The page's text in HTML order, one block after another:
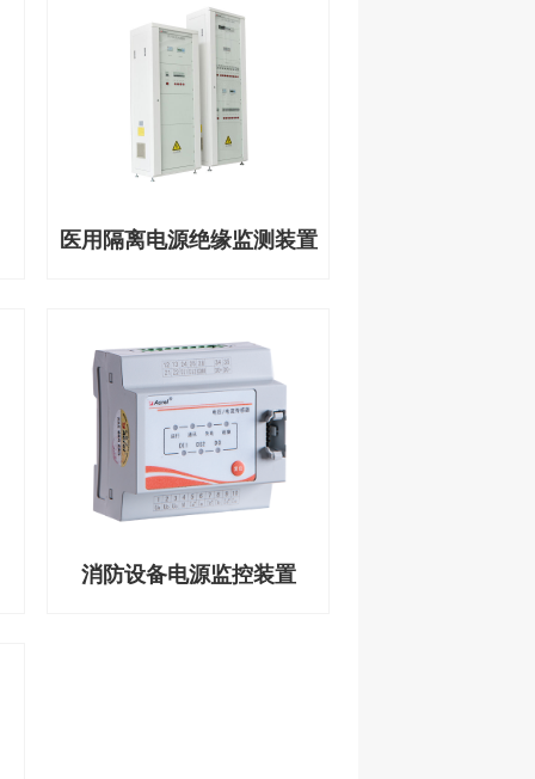
医用隔离电源绝缘监测装置
消防设备电源监控装置